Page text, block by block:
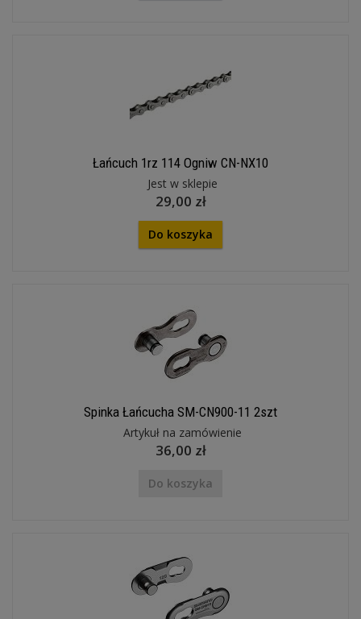
Łańcuch 1rz 114 Ogniw CN-NX10
Jest w sklepie
29,00 zł
Do koszyka
Spinka Łańcucha SM-CN900-11 2szt
Artykuł na zamówienie
36,00 zł
Do koszyka